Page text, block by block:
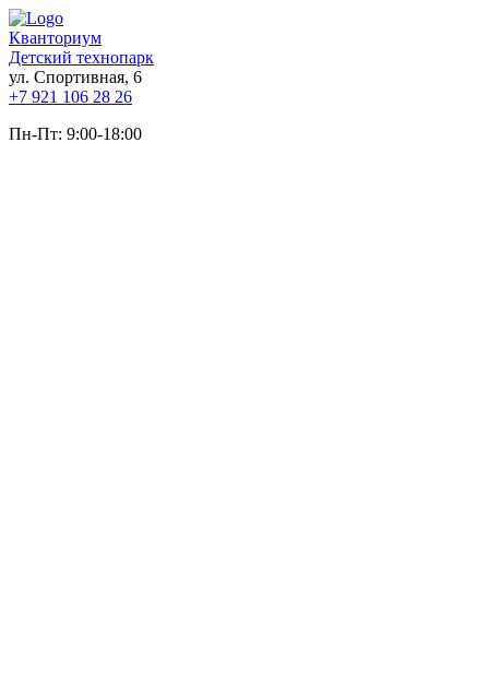
Кванториум
Детский технопарк
ул. Спортивная, 6
+7 921 106 28 26
Пн-Пт: 9:00-18:00